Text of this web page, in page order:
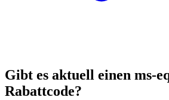
Gibt es aktuell einen ms-
Rabattcode?